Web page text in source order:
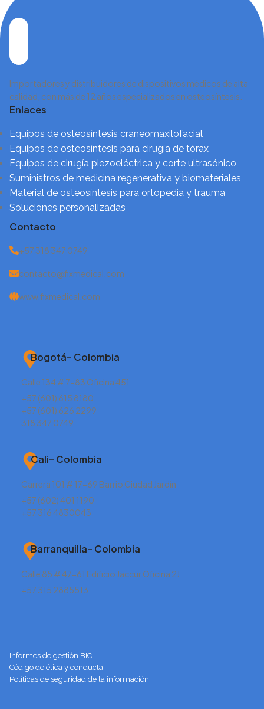
Importadores y distribuidores de dispositivos médicos de alta
calidad, con más de 12 años especializados en osteosíntesis.
Enlaces
Equipos de osteosíntesis craneomaxilofacial
Equipos de osteosíntesis para cirugía de tórax
Equipos de cirugía piezoeléctrica y corte ultrasónico
Suministros de medicina regenerativa y biomateriales
Material de osteosíntesis para ortopedia y trauma
Soluciones personalizadas
Contacto
+57 318 347 0749
contacto@fixmedical.com
www.fixmedical.com
Bogotá– Colombia
Calle 134 # 7-83 Oficina 451
+57 (601) 615 8180
+57 (601) 626 2299
318 347 0749
Cali– Colombia
Carrera 101 # 17-69 Barrio Ciudad Jardín
+57 (602) 401 1190
+57 316 4830043
Barranquilla– Colombia
Calle 85 # 47-61 Edificio Jaccur Oficina 2J
+57 315 2885513
Informes de gestión BIC
Código de ética y conducta
Políticas de seguridad de la información